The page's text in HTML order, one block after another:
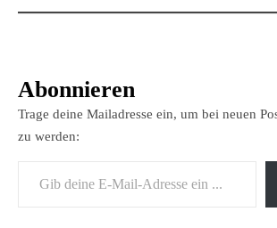
Abonnieren
Trage deine Mailadresse ein, um bei neuen
zu werden: